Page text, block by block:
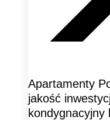
Apartamenty
jakość
kondygnacyjny